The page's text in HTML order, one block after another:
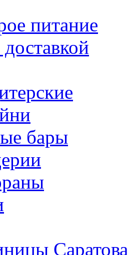
питание
бары
Саратова